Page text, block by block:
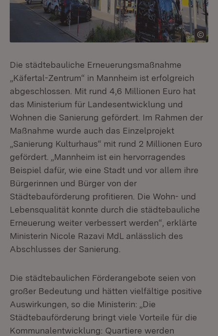
Die städtebauliche Erneuerungsmaßnahme
„Käfertal-Zentrum“ in Mannheim ist erfolgreich
abgeschlossen. Mit rund 4,6 Millionen Euro hat
das Ministerium für Landesentwicklung und
Wohnen die Sanierung gefördert. Im Rahmen der
Maßnahme wurde auch das Einzelprojekt
„Sanierung Kulturhaus“ mit rund 2 Millionen Euro
gefördert. „Mannheim ist ein hervorragendes
Beispiel dafür, wie eine Stadt und vor allem ihre
Bürgerinnen und Bürger von der
Städtebauförderung profitieren. Die Wohn- und
Lebensqualität konnte durch die städtebauliche
Erneuerung weiter verbessert werden“, erklärte
Ministerin Nicole Razavi MdL anlässlich des
Abschlusses der Sanierung.
Die städtebaulichen Förderangebote seien von
großer Bedeutung und hätten vielfältige positive
Auswirkungen, so die Ministerin: „Die
Städtebauförderung bringt viele Vorteile für die
Kommunalentwicklung: Quartiere werden